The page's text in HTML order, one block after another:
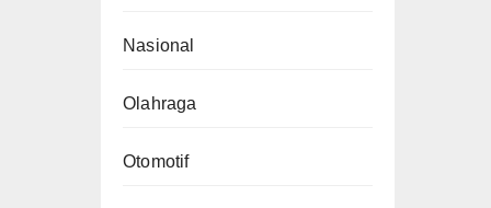
Nasional
Olahraga
Otomotif